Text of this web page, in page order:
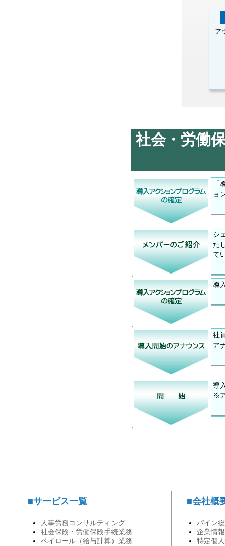
社会・労働
「
ョ
シ
た
て
導
社
ア
導
※
■サービス一覧
人事労務コンサルティング
社会保険・労働保険手続業務
ペイロール（給与計算）業務
■会社概
パイン
企業情報
特定個